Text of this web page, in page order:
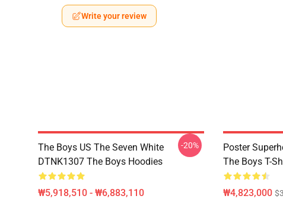
Write your review
The Boys US The Seven White
DTNK1307 The Boys Hoodies
₩5,918,510 - ₩6,883,110
-20%
Poster
The Boys T-
₩4,823,000